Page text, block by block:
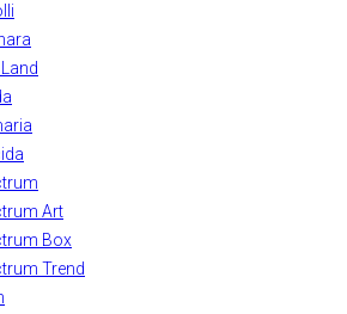
Art
Box
Trend